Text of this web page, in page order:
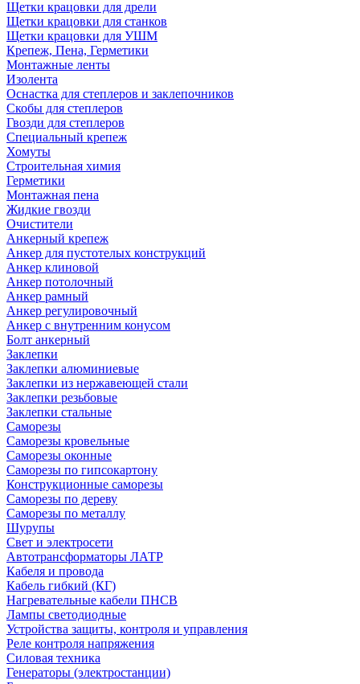
Щетки крацовки для дрели
Щетки крацовки для станков
Щетки крацовки для УШМ
Крепеж, Пена, Герметики
Монтажные ленты
Изолента
Оснастка для степлеров и заклепочников
Скобы для степлеров
Гвозди для степлеров
Специальный крепеж
Хомуты
Строительная химия
Герметики
Монтажная пена
Жидкие гвозди
Очистители
Анкерный крепеж
Анкер для пустотелых конструкций
Анкер клиновой
Анкер потолочный
Анкер рамный
Анкер регулировочный
Анкер с внутренним конусом
Болт анкерный
Заклепки
Заклепки алюминиевые
Заклепки из нержавеющей стали
Заклепки резьбовые
Заклепки стальные
Саморезы
Саморезы кровельные
Саморезы оконные
Саморезы по гипсокартону
Конструкционные саморезы
Саморезы по дереву
Саморезы по металлу
Шурупы
Свет и электросети
Автотрансформаторы ЛАТР
Кабеля и провода
Кабель гибкий (КГ)
Нагревательные кабели ПНСВ
Лампы светодиодные
Устройства защиты, контроля и управления
Реле контроля напряжения
Силовая техника
Генераторы (электростанции)